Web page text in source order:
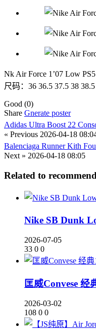
Nk Air Force 1’07 Low
尺码：36 36.5 37.5 38
Good (0)
Share Gnerate poster
Adidas Ultra Boost 22
« Previous 2026-04-18
Balenciaga Runner Kith
Next » 2026-04-18 08:05
Related to recommend
Nike SB Dunk
2026-07-05
33 0 0
匡威Convese
2026-03-02
108 0 0